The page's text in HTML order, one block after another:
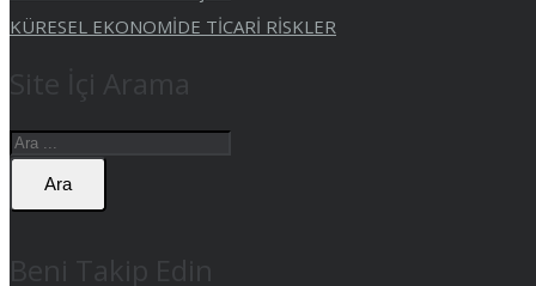
KÜRESEL EKONOMİDE TİCARİ RİSKLER
Ara